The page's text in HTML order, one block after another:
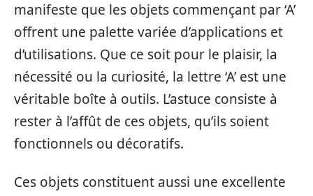
manifeste que les objets commençant par ‘A’
offrent une palette variée d’applications et
d’utilisations. Que ce soit pour le plaisir, la
nécessité ou la curiosité, la lettre ‘A’ est une
véritable boîte à outils. L’astuce consiste à
rester à l’affût de ces objets, qu’ils soient
fonctionnels ou décoratifs.
Ces objets constituent aussi une excellente